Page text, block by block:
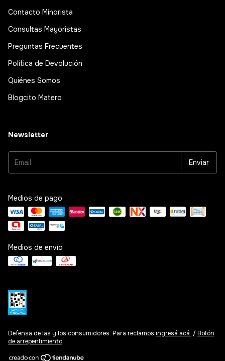
Contacto Minorista
Consultas Mayoristas
Preguntas Frecuentes
Política de Devolución
Quiénes Somos
Blogcito Matero
Newsletter
Medios de pago
Medios de envío
Defensa de las y los consumidores. Para reclamos ingresá acá. / Botón
de arrepentimiento